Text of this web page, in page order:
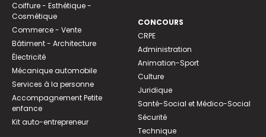
Coiffure - Esthétique -
Cosmétique
Commerce - Vente
Bâtiment - Architecture
Électricité
Mécanique automobile
Services à la personne
Accompagnement Petite
enfance
Kit auto-entrepreneur
CONCOURS
CRPE
Administration
Animation-Sport
Culture
Juridique
Santé-Social et Médico-Social
Sécurité
Technique